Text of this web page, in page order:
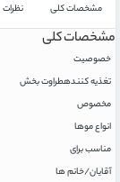
مشخصات کلی نظرات
مشخصات کلی
خصوصیت
تغذیه کنندهطراوت بخش
مخصوص
انواع موها
مناسب برای
آقایان/خانم ها